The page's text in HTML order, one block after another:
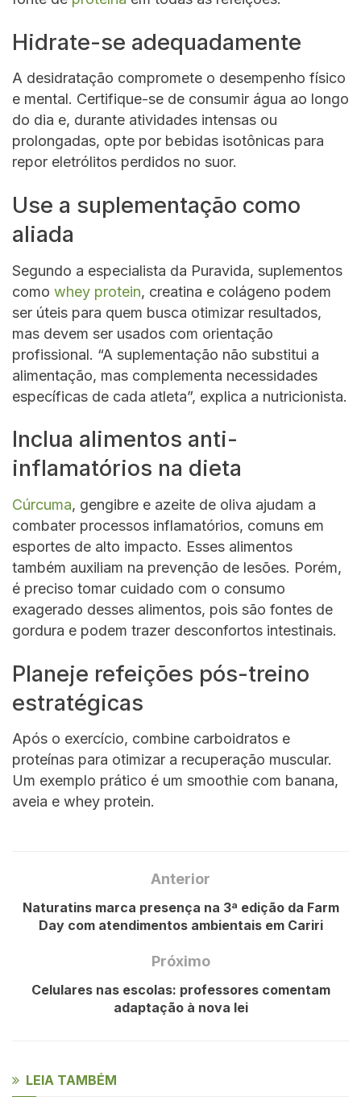
Hidrate-se adequadamente
A desidratação compromete o desempenho físico
e mental. Certifique-se de consumir água ao longo
do dia e, durante atividades intensas ou
prolongadas, opte por bebidas isotônicas para
repor eletrólitos perdidos no suor.
Use a suplementação como
aliada
Segundo a especialista da Puravida, suplementos
como whey protein, creatina e colágeno podem
ser úteis para quem busca otimizar resultados,
mas devem ser usados com orientação
profissional. “A suplementação não substitui a
alimentação, mas complementa necessidades
específicas de cada atleta”, explica a nutricionista.
Inclua alimentos anti-
inflamatórios na dieta
Cúrcuma, gengibre e azeite de oliva ajudam a
combater processos inflamatórios, comuns em
esportes de alto impacto. Esses alimentos
também auxiliam na prevenção de lesões. Porém,
é preciso tomar cuidado com o consumo
exagerado desses alimentos, pois são fontes de
gordura e podem trazer desconfortos intestinais.
Planeje refeições pós-treino
estratégicas
Após o exercício, combine carboidratos e
proteínas para otimizar a recuperação muscular.
Um exemplo prático é um smoothie com banana,
aveia e whey protein.
Anterior
Naturatins marca presença na 3ª edição da Farm
Day com atendimentos ambientais em Cariri
Próximo
Celulares nas escolas: professores comentam
adaptação à nova lei
LEIA TAMBÉM